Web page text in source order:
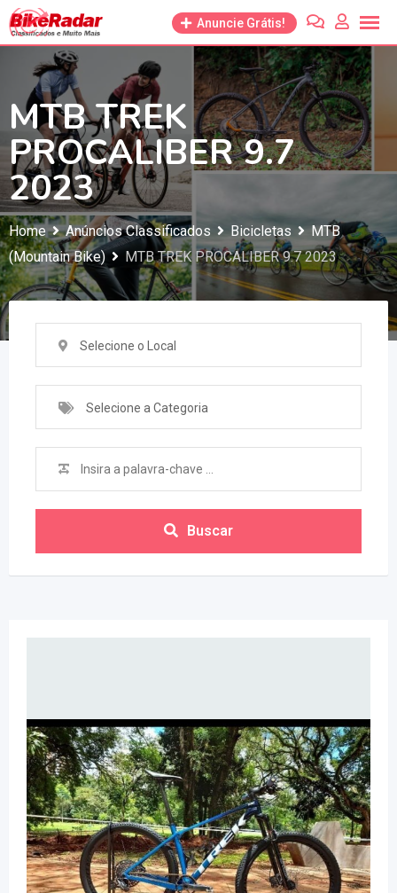
Anuncie Grátis!
MTB TREK
PROCALIBER 9.7
2023
Home Anúncios Classificados Bicicletas
MTB
(Mountain Bike)
MTB TREK PROCALIBER 9.7 2023
Selecione o Local
Selecione a Categoria
Buscar